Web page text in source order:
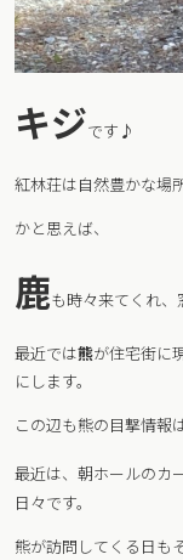
キジです♪
紅林荘は自然豊かな場
かと思えば、
鹿も時々来てくれ、
最近では熊が住宅街に
にします。
この辺も熊の目撃情報
最近は、朝ホールのカ
日々です。
熊が訪問してくる日も